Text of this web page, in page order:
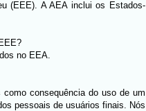
(EEE). A AEA inclui os Estados-
no EEA.
consequência do uso de um
pessoais de usuários finais. Nós